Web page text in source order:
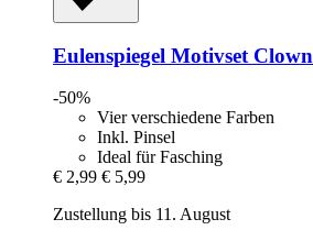
Eulenspiegel Motivset Clown
-50%
Vier verschiedene Farben
Inkl. Pinsel
Ideal für Fasching
€ 2,99 € 5,99
Zustellung bis 11. August